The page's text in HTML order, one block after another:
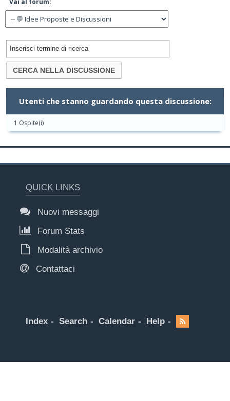
Vai al forum:
Utenti che stanno guardando questa discussione:
1 Ospite(i)
QUICK LINKS
Nuovi messaggi
Forum Stats
Modalità archivio
Contattaci
Index Search Calendar Help